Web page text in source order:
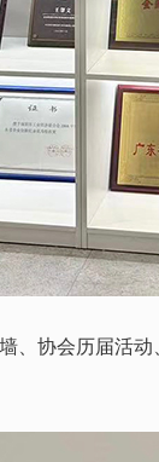
、协会历届活